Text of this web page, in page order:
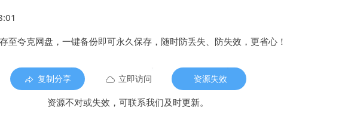
至夸克网盘，一键备份即可永久保存，随时防丢失、防失效，更省心！
复制分享 立即访问 资源失效
资源不对或失效，可联系我们及时更新。